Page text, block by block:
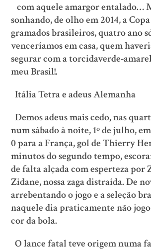
com aquele amargor entalado…
sonhando, de olho em 2014, a
gramados brasileiros, quatro ano
venceríamos em casa, quem
segurar com a torcidaverde-
meu Brasil!.
Itália Tetra e adeus Alemanha
Demos adeus mais cedo, nas
num sábado à noite, 1º de julho,
0 para a França, gol de Thierry
minutos do segundo tempo,
de falta alçada com esperteza por
Zidane, nossa zaga distraída. De
arrebentando o jogo e a seleção
naquele dia praticamente não
cor da bola.
O lance fatal teve origem numa